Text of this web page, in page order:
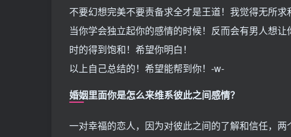
不要幻想完美不要责备求全才是王道！我觉得无所求
当你学会独立起你的感情的时候！反而会有男人想
时的得到饱和！希望你明白！
以上自己总结的！希望能帮到你！-w-
婚姻里面你是怎么来维系彼此之间感情？
一对幸福的恋人，因为对彼此之间的了解和信任，